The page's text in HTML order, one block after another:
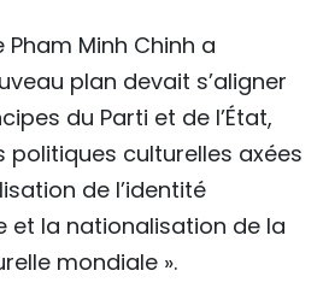
Pham Minh Chinh a
plan devait s’aligner
du Parti et de l’État,
culturelles axées
de l’identité
et la nationalisation de la
mondiale ».